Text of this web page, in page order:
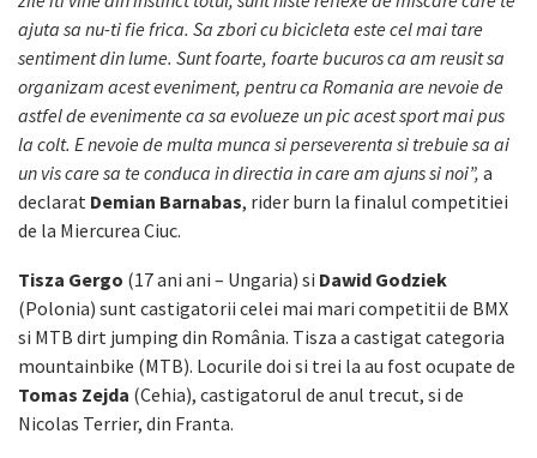
ajuta sa nu-ti fie frica. Sa zbori cu bicicleta este cel mai tare
sentiment din lume. Sunt foarte, foarte bucuros ca am reusit sa
organizam acest eveniment, pentru ca Romania are nevoie de
astfel de evenimente ca sa evolueze un pic acest sport mai pus
la colt. E nevoie de multa munca si perseverenta si trebuie sa ai
un vis care sa te conduca in directia in care am ajuns si noi”, a
declarat Demian Barnabas, rider burn la finalul competitiei
de la Miercurea Ciuc.
Tisza Gergo (17 ani ani – Ungaria) si Dawid Godziek
(Polonia) sunt castigatorii celei mai mari competitii de BMX
si MTB dirt jumping din România. Tisza a castigat categoria
mountainbike (MTB). Locurile doi si trei la au fost ocupate de
Tomas Zejda (Cehia), castigatorul de anul trecut, si de
Nicolas Terrier, din Franta.